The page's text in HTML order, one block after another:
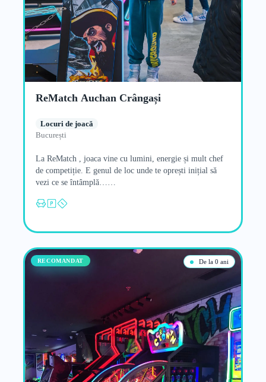
ReMatch Auchan Crângași
Locuri de joacă
București
La ReMatch , joaca vine cu lumini, energie și mult chef
de competiție. E genul de loc unde te oprești inițial să
vezi ce se întâmplă……
De la 0 ani
RECOMANDAT